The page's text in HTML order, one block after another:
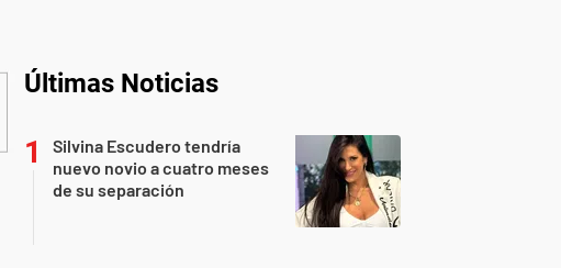
Últimas Noticias
Silvina Escudero tendría
nuevo novio a cuatro meses
de su separación